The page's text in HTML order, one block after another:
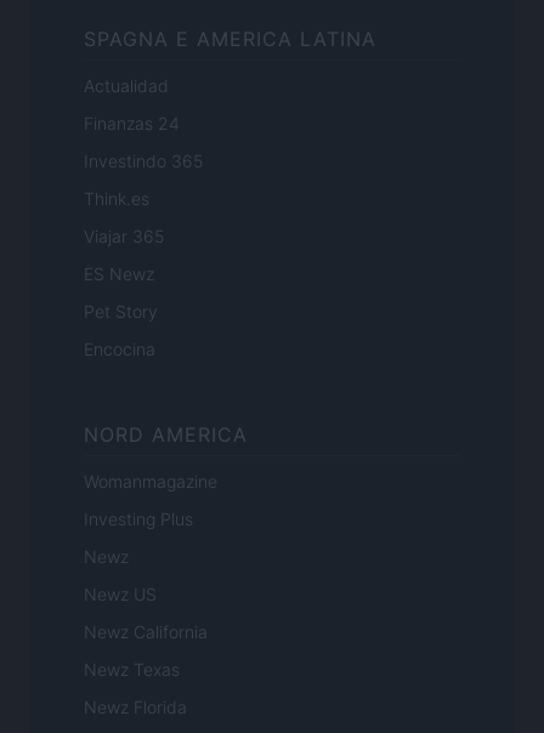
SPAGNA E AMERICA LATINA
Actualidad
Finanzas 24
Investindo 365
Think.es
Viajar 365
ES Newz
Pet Story
Encocina
NORD AMERICA
Womanmagazine
Investing Plus
Newz
Newz US
Newz California
Newz Texas
Newz Florida